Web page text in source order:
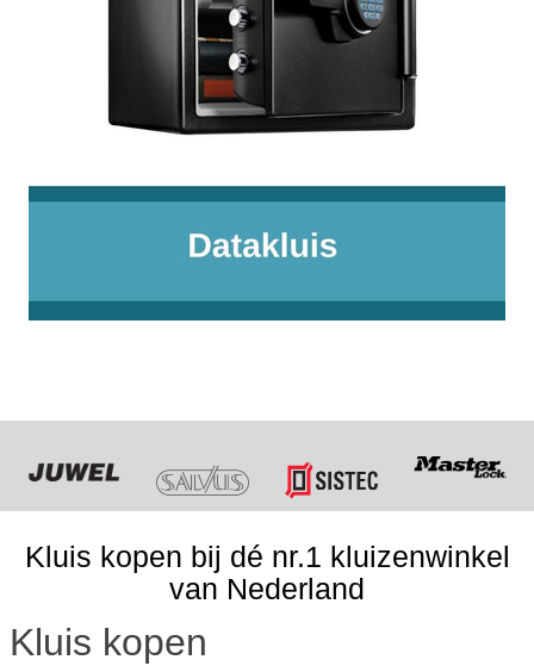
Kluis kopen bij dé nr.1 kluizenwinkel
van Nederland
Kluis kopen